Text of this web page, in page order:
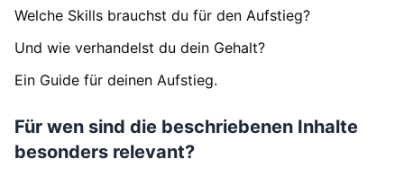
Welche Skills brauchst du für den Aufstieg?
Und wie verhandelst du dein Gehalt?
Ein Guide für deinen Aufstieg.
Für wen sind die beschriebenen Inhalte
besonders relevant?